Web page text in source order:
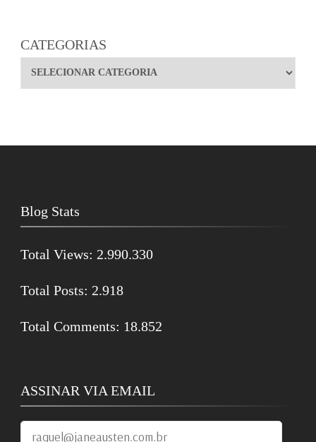
CATEGORIAS
Blog Stats
Total Views: 2.990.330
Total Posts: 2.918
Total Comments: 18.852
ASSINAR VIA EMAIL
raquel@janeausten.com.br